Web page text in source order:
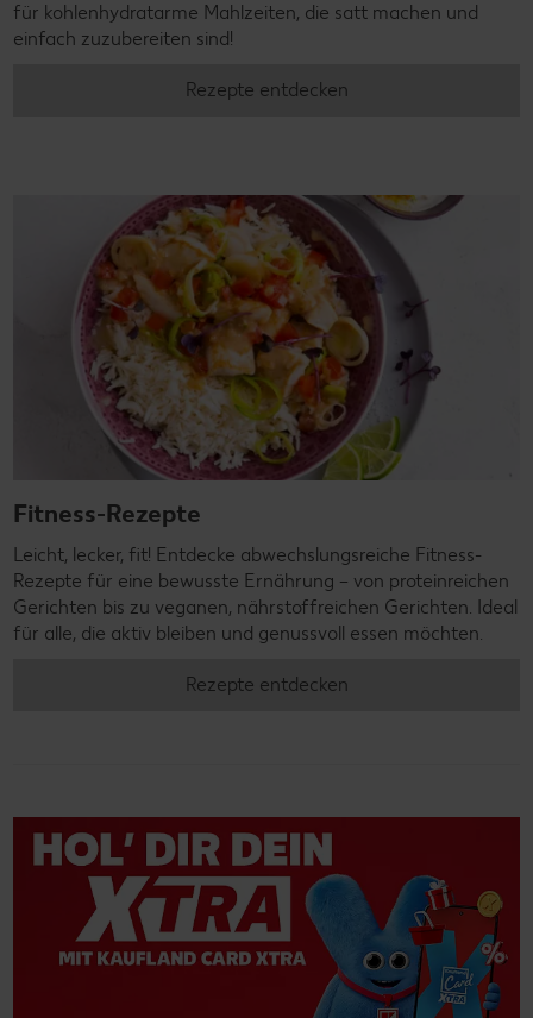
für kohlenhydratarme Mahlzeiten, die satt machen und
einfach zuzubereiten sind!
Rezepte entdecken
Fitness-Rezepte
Leicht, lecker, fit! Entdecke abwechslungsreiche Fitness-
Rezepte für eine bewusste Ernährung – von proteinreichen
Gerichten bis zu veganen, nährstoffreichen Gerichten. Ideal
für alle, die aktiv bleiben und genussvoll essen möchten.
Rezepte entdecken